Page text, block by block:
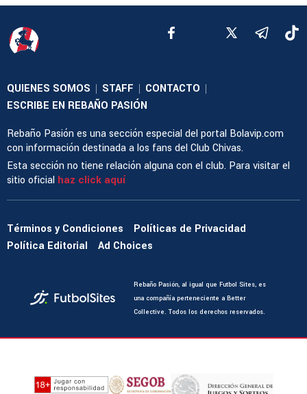
QUIENES SOMOS | STAFF | CONTACTO |
ESCRIBE EN REBAÑO PASIÓN
Rebaño Pasión es una sección especial del portal Bolavip.com
con información destinada a los fans del Club Chivas.
Esta sección no tiene relación alguna con el club. Para visitar el
sitio oficial haz click aquí
Términos y Condiciones
Políticas de Privacidad
Política Editorial
Ad Choices
Rebaño Pasión, al igual que Futbol Sites, es
una compañía perteneciente a Better
Collective. Todos los derechos reservados.